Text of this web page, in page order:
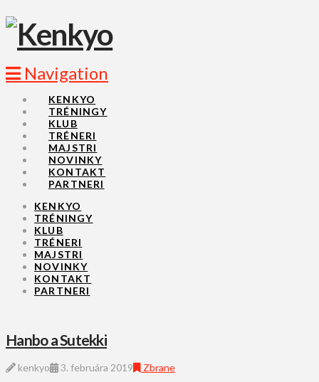
Navigation
KENKYO
TRÉNINGY
KLUB
TRÉNERI
MAJSTRI
NOVINKY
KONTAKT
PARTNERI
KENKYO
TRÉNINGY
KLUB
TRÉNERI
MAJSTRI
NOVINKY
KONTAKT
PARTNERI
Hanbo a Sutekki
kenkyo 3. februára 2019
Zbrane